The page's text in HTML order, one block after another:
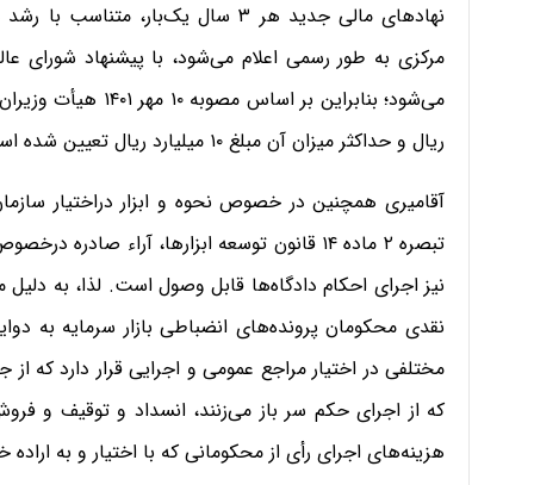
نهادهای مالی جدید هر ۳ سال
مرکزی به‌ طور رسمی اعلام می‌شود، با پیشنهاد شورای
ریال و حداکثر میزان آن مبلغ ۱۰ میلیارد ریال تعیین شده است.
آقامیری همچنین در خصوص نحوه و ابزار دراختیار
تبصره ۲ ماده ۱۴ قانون توسعه ابزارها، آراء
نیز اجرای احکام دادگاه‌ها قابل وصول است. لذا، به
نقدی محکومان پرونده‌های انضباطی بازار سرمایه به
مختلفی در اختیار مراجع عمومی و اجرایی قرار دارد که
که از اجرای حکم سر باز می‌زنند، انسداد و توقیف و
هزینه‌های اجرای رأی از محکومانی که با اختیار و به